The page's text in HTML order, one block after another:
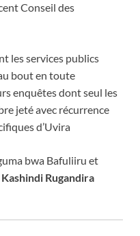
Conseil des
les services publics
bout en toute
enquêtes dont seul les
jeté avec récurrence
d’Uvira
bwa Bafuliiru et
Kashindi Rugandira